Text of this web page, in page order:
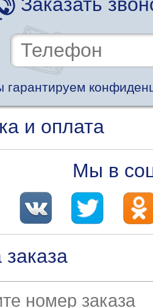
и оплата
Мы в